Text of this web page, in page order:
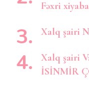
Fəxri
Xalq şairi
Xalq şairi
İSİNMİR